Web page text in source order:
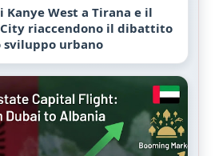
West a Tirana e il
riaccendono il dibattito
sviluppo urbano